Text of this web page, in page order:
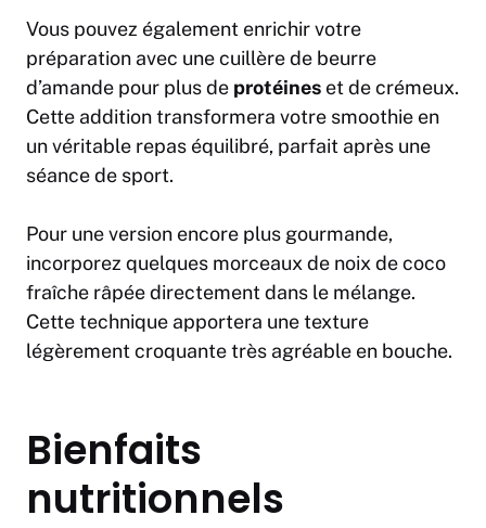
Vous pouvez également enrichir votre
préparation avec une cuillère de beurre
d’amande pour plus de protéines et de crémeux.
Cette addition transformera votre smoothie en
un véritable repas équilibré, parfait après une
séance de sport.
Pour une version encore plus gourmande,
incorporez quelques morceaux de noix de coco
fraîche râpée directement dans le mélange.
Cette technique apportera une texture
légèrement croquante très agréable en bouche.
Bienfaits
nutritionnels